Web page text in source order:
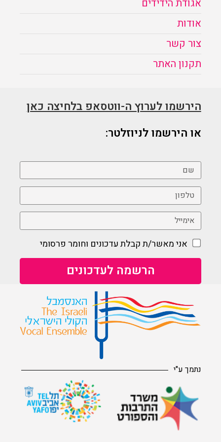
אגודת הידידים
אודות
צור קשר
תקנון האתר
הירשמו לערוץ ה-ווטסאפ בלחיצה כאן
או הירשמו לניוזלטר:
אני מאשר/ת קבלת עדכונים וחומר פרסומי
נתמך ע"י